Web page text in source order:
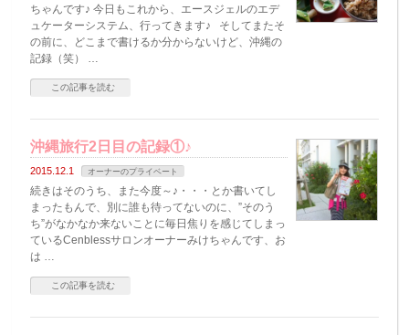
ちゃんです♪ 今日もこれから、エースジェルのエデ
ュケーターシステム、行ってきます♪ そしてまたそ
の前に、どこまで書けるか分からないけど、沖縄の
記録（笑） …
この記事を読む
沖縄旅行2日目の記録①♪
2015.12.1 オーナーのプライベート
続きはそのうち、また今度～♪・・・とか書いてし
まったもんで、別に誰も待ってないのに、”そのう
ち”がなかなか来ないことに毎日焦りを感じてしまっ
ているCenblessサロンオーナーみけちゃんです、お
は …
この記事を読む